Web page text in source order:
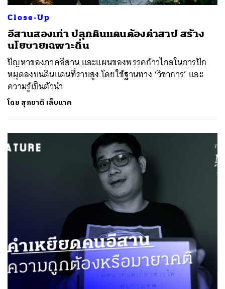
Close-Up
อีสานสองเท่า ปลุกดินแดนต้องคำสาป สร้าง
นโยบายเฉพาะถิ่น
ปัญหาของภาคอีสาน และแผนของพรรคก้าวไกลในการปัก
หมุดลงบนดินแดนที่ราบสูง โดยใช้ฐานทาง ‘วิชาการ’ และ
ความรู้เป็นตัวนำ
โดย สุภชาติ เล็บนาค